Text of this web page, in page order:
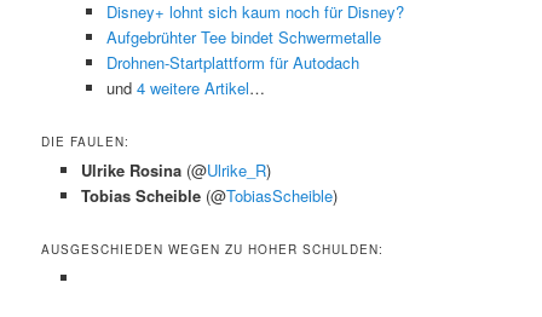
Disney+ lohnt sich kaum noch für Disney?
Aufgebrühter Tee bindet Schwermetalle
Drohnen-Startplattform für Autodach
und 4 weitere Artikel…
DIE FAULEN:
Ulrike Rosina (@Ulrike_R)
Tobias Scheible (@TobiasScheible)
AUSGESCHIEDEN WEGEN ZU HOHER SCHULDEN: